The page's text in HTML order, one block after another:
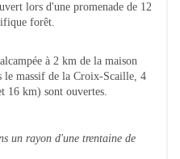
lors d'une promenade de 12
forêt.
à 2 km de la maison
le massif de la Croix-Scaille, 4
16 km) sont ouvertes.
un rayon d'une trentaine de